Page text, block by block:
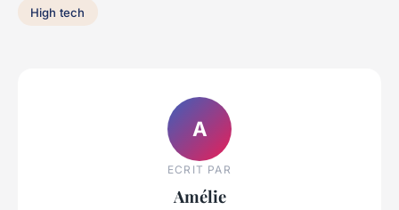
High tech
A
ECRIT PAR
Amélie